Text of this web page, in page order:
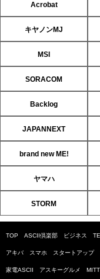
Acrobat
キヤノンMJ
MSI
SORACOM
Backlog
JAPANNEXT
brand new ME!
ヤマハ
STORM
TOP ASCII倶楽部 ビジネス
アキバ スマホ スタートアップ
家電ASCII アスキーグルメ